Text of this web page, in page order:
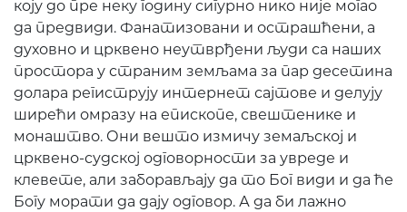
коју до пре неку годину сигурно нико није могао
да предвиди. Фанатизовани и острашћени, а
духовно и црквено неутврђени људи са наших
простора у страним земљама за пар десетина
долара региструју интернет сајтове и делују
ширећи омразу на епископе, свештенике и
монаштво. Они вешто измичу земаљској и
црквено-судској одговорности за увреде и
клевете, али заборављају да то Бог види и да ће
Богу морати да дају одговор. А да би лажно